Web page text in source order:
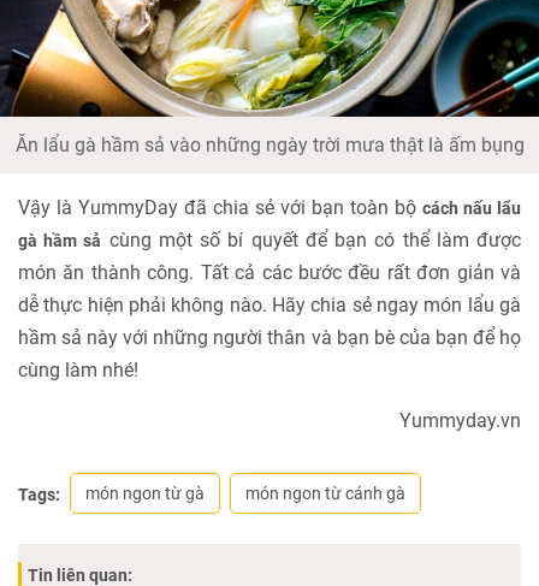
Ăn lẩu gà hầm sả vào những ngày trời mưa thật là ấm bụng
Vậy là YummyDay đã chia sẻ với bạn toàn bộ cách nấu lẩu
gà hầm sả cùng một số bí quyết để bạn có thể làm được
món ăn thành công. Tất cả các bước đều rất đơn giản và
dễ thực hiện phải không nào. Hãy chia sẻ ngay món lẩu gà
hầm sả này với những người thân và bạn bè của bạn để họ
cùng làm nhé!
Yummyday.vn
Tags: món ngon từ gà món ngon từ cánh gà
Tin liên quan: